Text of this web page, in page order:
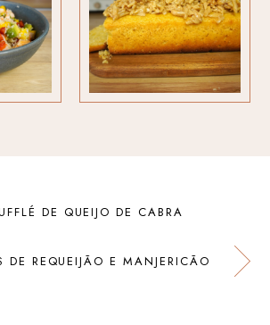
DE QUEIJO DE CABRA
DE REQUEIJÃO E MANJERICÃO